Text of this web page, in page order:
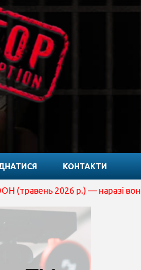
КОНТАКТИ
р.) — наразі вона